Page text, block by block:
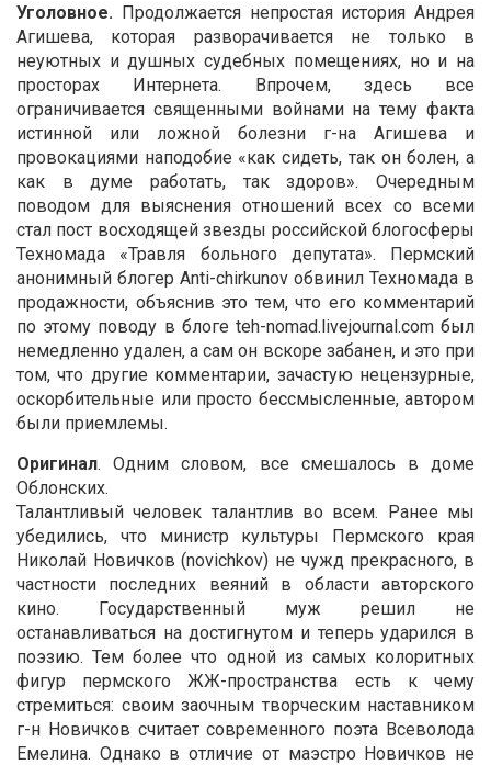
Уголовное. Продолжается непростая история Андрея
Агишева, которая разворачивается не только в
неуютных и душных судебных помещениях, но и на
просторах Интернета. Впрочем, здесь все
ограничивается священными войнами на тему факта
истинной или ложной болезни г-на Агишева и
провокациями наподобие «как сидеть, так он болен, а
как в думе работать, так здоров». Очередным
поводом для выяснения отношений всех со всеми
стал пост восходящей звезды российской блогосферы
Техномада «Травля больного депутата». Пермский
анонимный блогер Anti-chirkunov обвинил Техномада в
продажности, объяснив это тем, что его комментарий
по этому поводу в блоге teh-nomad.livejournal.com был
немедленно удален, а сам он вскоре забанен, и это при
том, что другие комментарии, зачастую нецензурные,
оскорбительные или просто бессмысленные, автором
были приемлемы.
Оригинал. Одним словом, все смешалось в доме
Облонских.
Талантливый человек талантлив во всем. Ранее мы
убедились, что министр культуры Пермского края
Николай Новичков (novichkov) не чужд прекрасного, в
частности последних веяний в области авторского
кино. Государственный муж решил не
останавливаться на достигнутом и теперь ударился в
поэзию. Тем более что одной из самых колоритных
фигур пермского ЖЖ-пространства есть к чему
стремиться: своим заочным творческим наставником
г-н Новичков считает современного поэта Всеволода
Емелина. Однако в отличие от маэстро Новичков не